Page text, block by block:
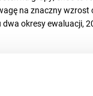
na znaczny wzrost
okresy ewaluacji,
się na dwa